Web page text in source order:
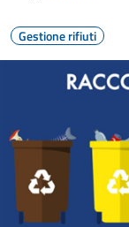
Gestione rifiuti